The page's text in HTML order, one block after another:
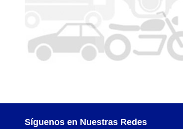
Síguenos en Nuestras Redes